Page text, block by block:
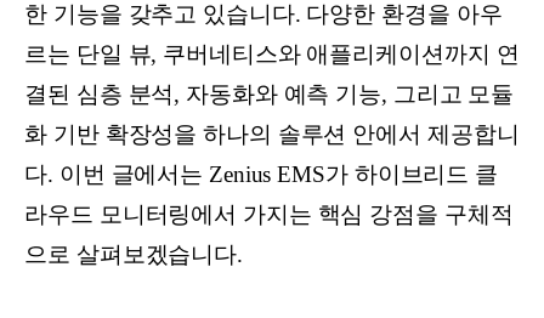
한 기능을 갖추고 있습니다. 다양한 환경을 아우
르는 단일 뷰, 쿠버네티스와 애플리케이션까지 연
결된 심층 분석, 자동화와 예측 기능, 그리고 모듈
화 기반 확장성을 하나의 솔루션 안에서 제공합니
다. 이번 글에서는 Zenius EMS가 하이브리드 클
라우드 모니터링에서 가지는 핵심 강점을 구체적
으로 살펴보겠습니다.